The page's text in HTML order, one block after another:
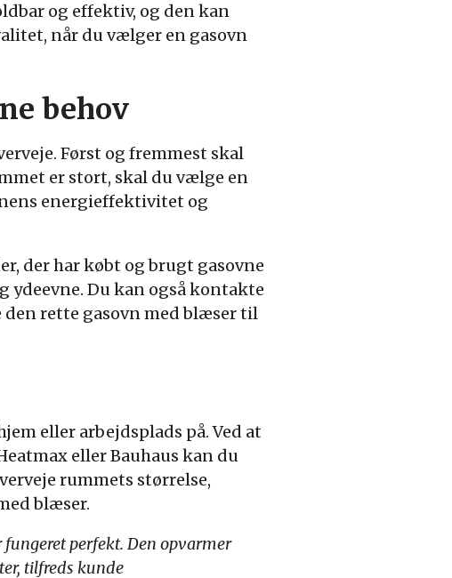
og effektiv, og den kan
når du vælger en gasovn
behov
Først og fremmest skal
er stort, skal du vælge en
energieffektivitet og
der har købt og brugt gasovne
Du kan også kontakte
rette gasovn med blæser til
eller arbejdsplads på. Ved at
eller Bauhaus kan du
rummets størrelse,
blæser.
perfekt. Den opvarmer
tilfreds kunde